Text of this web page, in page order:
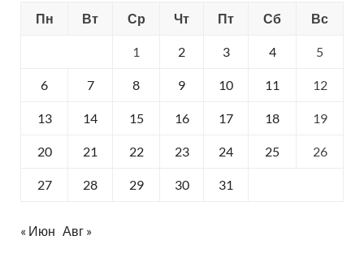
Пн
Вт Ср Чт Пт Сб Вс
1 2 3 4 5
6 7 8 9 10 11 12
13 14 15 16 17 18 19
20 21 22 23 24 25 26
27 28 29 30 31
« Июн Авг »